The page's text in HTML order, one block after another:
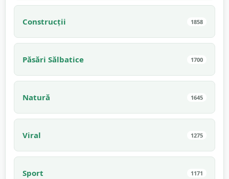
Construcții 1858
Păsări Sălbatice 1700
Natură 1645
Viral 1275
Sport 1171